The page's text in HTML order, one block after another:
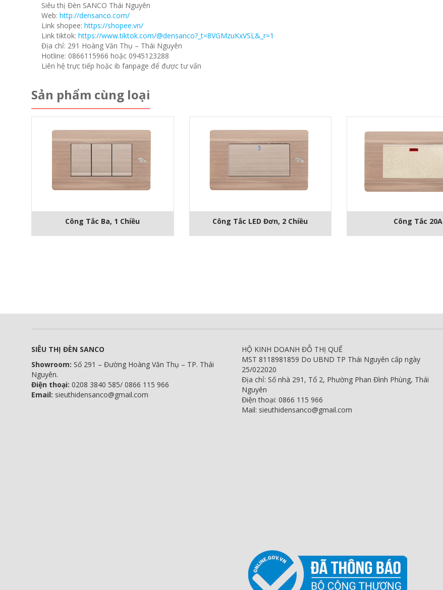
Siêu thị Đèn SANCO Thái Nguyên
Web: http://densanco.com/
Link shopee: https://shopee.vn/
Link tiktok: https://www.tiktok.com/@densanco?_t=8VGMzuKxVSL&_r=1
Địa chỉ: 291 Hoàng Văn Thụ – Thái Nguyên
Hotline: 0866115966 hoặc 0945123288
Liên hệ trực tiếp hoặc ib fanpage để được tư vấn
Sản phẩm cùng loại
Công Tắc Ba, 1 Chiều Công Tắc LED Đơn, 2 Chiều
Công Tắc 20A
SIÊU THỊ ĐÈN SANCO
Showroom: Số 291 – Đường Hoàng Văn Thụ – TP. Thái
Nguyên.
Điện thoại: 0208 3840 585/ 0866 115 966
Email: sieuthidensanco@gmail.com
HỘ KINH DOANH ĐỖ THỊ QUẾ
MST 8118981859 Do UBND TP Thái Nguyên cấp ngày
25/022020
Địa chỉ: Số nhà 291, Tổ 2, Phường Phan Đình Phùng, Thái
Nguyên
Điện thoại: 0866 115 966
Mail: sieuthidensanco@gmail.com